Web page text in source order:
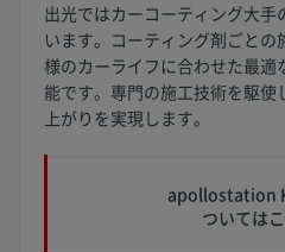
出光ではカーコーティング大
います。コーティング剤ごと
様のカーライフに合わせた最適
能です。専門の施工技術を駆
上がりを実現します。
apollostation
ついては